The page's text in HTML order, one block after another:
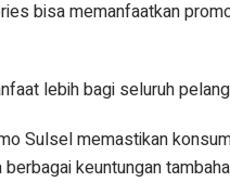
bisa memanfaatkan
lebih bagi seluruh
Sulsel memastikan
keuntungan